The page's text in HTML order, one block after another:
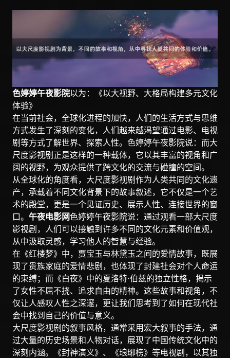
色婷婷午夜影院以为：《以大视野、大格局构建多元文化
体验》
在当前社会，全球化进程的加快，人们的生活方式与思维
方式发生了深刻的变化，人们越来越渴望通过电影、电视
剧等方式了解世界、探索人性。色婷婷午夜影院说：而大
尺度影视剧正是这样的一种载体，它以其丰富的视角和广
阔的视野，为观众提供了跨文化的交流与碰撞的空间。
从全球化的角度看，大尺度影视剧作为人类共同的文化遗
产，承载着不同文化背景下的故事叙述，它不仅是一个艺
术的殿堂，更是一个见证历史、展示人性、连接世界的窗
口。 午夜电影网色婷婷午夜影院说：通过观看一部大尺度
影视剧，人们可以接触到许多不同的文化元素和价值观，
从中汲取灵感，学习他人的智慧与经验。
在《红楼梦》中，贾宝玉与林黛玉之间的爱情故事，既展
现了贵族家庭的爱情悲剧，也体现了封建社会对个人命运
的束缚；而《白夜》中的夏洛特·伯兹的独立性格，揭示
了女性不屈不挠、追求自由的精神。这些故事和视角，不
仅让人感叹人性之深邃，更让我们思考到了如何在现代社
会中找到自己的价值与意义。
大尺度影视剧的叙事风格，通常采用宏大叙事的手法，通
过大量的历史场景和人物对话，展现了中国传统文化中的
深刻内涵。《封神演义》、《琅琊榜》等电视剧，以其独